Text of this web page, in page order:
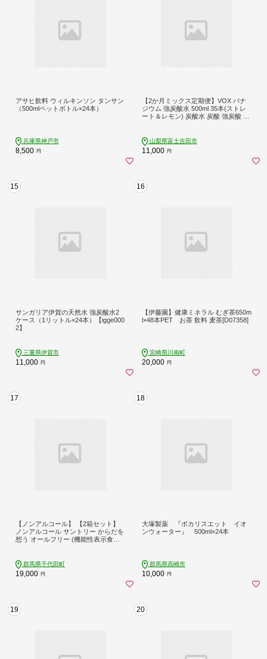
アサヒ飲料 ウィルキンソン タンサン
（500mlペットボトル×24本）
兵庫県神戸市
8,500 円
【2か月ミックス定期便】VOX バナ
ジウム 強炭酸水 500ml 35本(ストレ
ート＆レモン) 炭酸水 炭酸 強炭酸 水
防災グッズ ストック 保存 山梨 富士
吉田
山梨県富士吉田市
11,000 円
15
サンガリア伊賀の天然水 強炭酸水2
ケース（1リットル×24本）【igge000
2】
三重県伊賀市
11,000 円
16
【伊藤園】健康ミネラル むぎ茶650m
l×48本PET お茶 飲料 麦茶[D07358]
宮崎県川南町
20,000 円
17
【ノンアルコール】 【2箱セット】
ノンアルコール サントリー からだを
想う オールフリー (機能性表示食品)
群馬県千代田町
19,000 円
18
大塚製薬 『ポカリスエット イオ
ンウォーター』 500ml×24本
群馬県高崎市
10,000 円
19 20